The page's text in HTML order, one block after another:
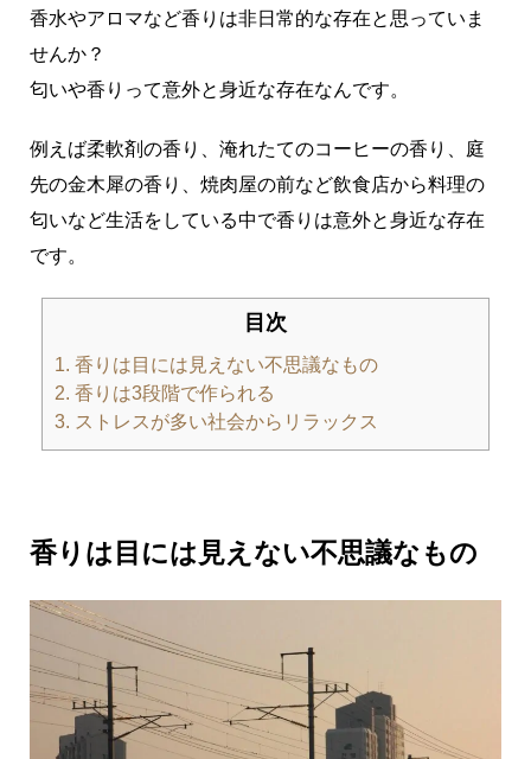
香水やアロマなど香りは非日常的な存在と思っていま
せんか？
匂いや香りって意外と身近な存在なんです。
例えば柔軟剤の香り、淹れたてのコーヒーの香り、庭
先の金木犀の香り、焼肉屋の前など飲食店から料理の
匂いなど生活をしている中で香りは意外と身近な存在
です。
目次
1. 香りは目には見えない不思議なもの
2. 香りは3段階で作られる
3. ストレスが多い社会からリラックス
香りは目には見えない不思議なもの